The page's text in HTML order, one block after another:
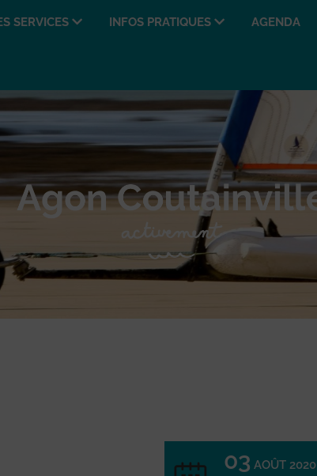
SERVICES INFOS PRATIQUES AGENDA
03 AOÛT 2020